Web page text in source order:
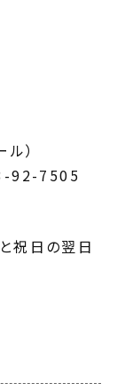
）
92-7505
祝日の翌日